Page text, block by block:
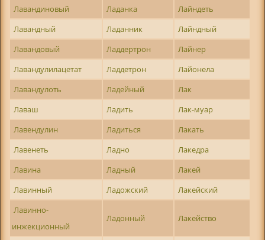
Лавандиновый
Ладанка
Лайндеть
Лавандный
Ладанник
Лайндный
Лавандовый
Ладдертрон
Лайнер
Лавандулилацетат
Ладдетрон
Лайонела
Лавандулоть
Ладейный
Лак
Лаваш
Ладить
Лак-муар
Лавендулин
Ладиться
Лакать
Лавенеть
Ладно
Лакедра
Лавина
Ладный
Лакей
Лавинный
Ладожский
Лакейский
Лавинно-
инжекционный
Ладонный Лакейство